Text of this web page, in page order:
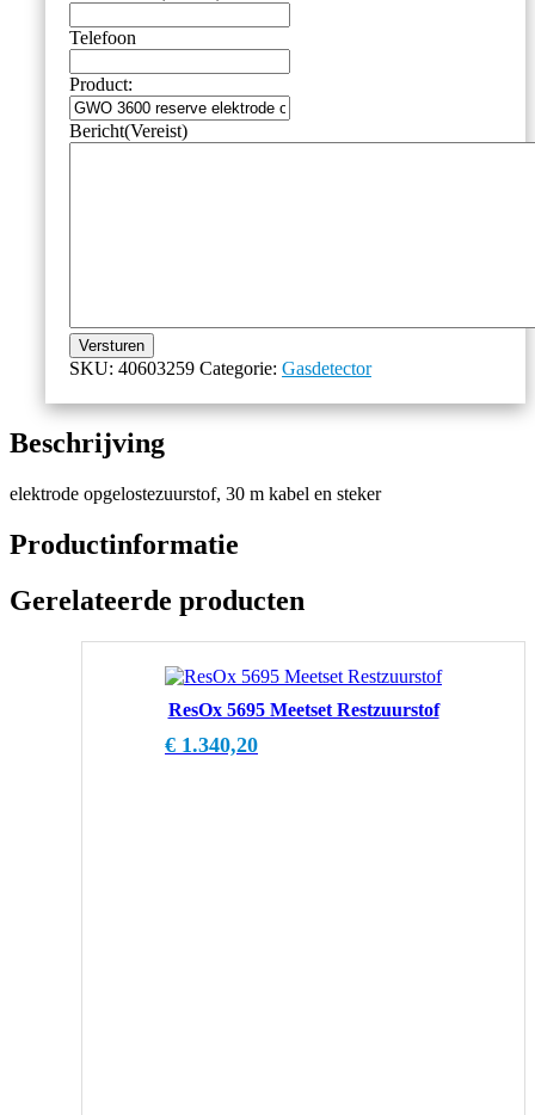
Telefoon
Product:
Bericht(Vereist)
Versturen
SKU: 40603259 Categorie: Gasdetector
Beschrijving
elektrode opgelostezuurstof, 30 m kabel en steker
Productinformatie
Gerelateerde producten
ResOx 5695 Meetset Restzuurstof
€ 1.340,20